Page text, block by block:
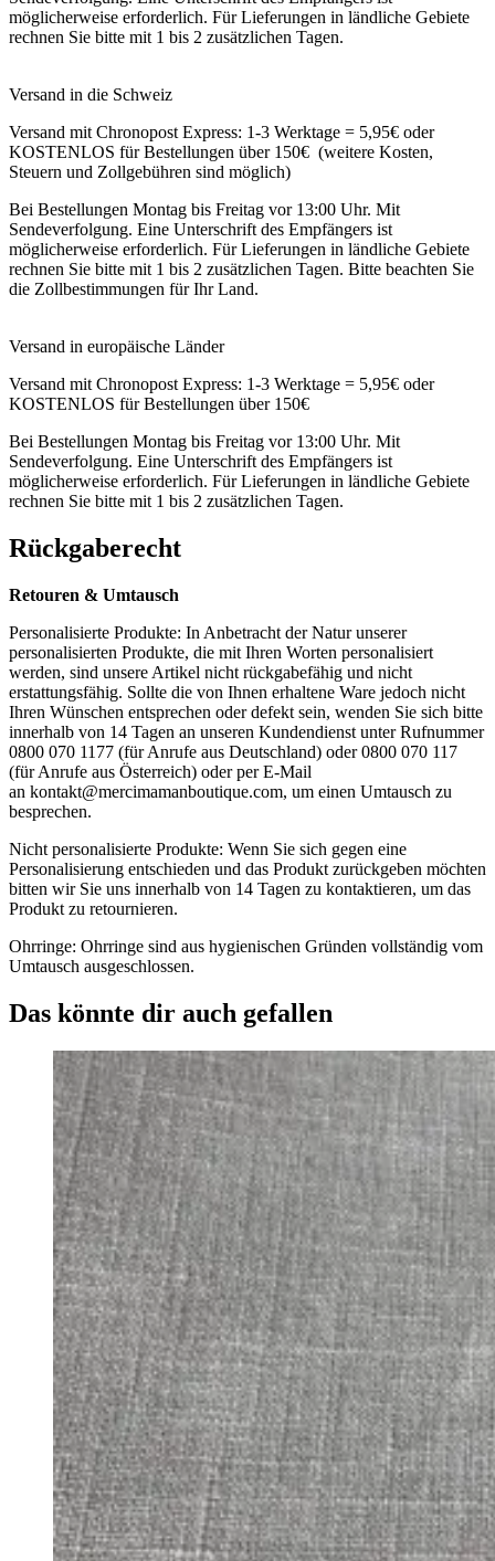
möglicherweise erforderlich. Für Lieferungen in ländliche Gebiete
rechnen Sie bitte mit 1 bis 2 zusätzlichen Tagen.
Versand in die Schweiz
Versand mit Chronopost Express: 1-3 Werktage = 5,95€ oder
KOSTENLOS für Bestellungen über 150€ (weitere Kosten,
Steuern und Zollgebühren sind möglich)
Bei Bestellungen Montag bis Freitag vor 13:00 Uhr. Mit
Sendeverfolgung. Eine Unterschrift des Empfängers ist
möglicherweise erforderlich. Für Lieferungen in ländliche Gebiete
rechnen Sie bitte mit 1 bis 2 zusätzlichen Tagen. Bitte beachten Sie
die Zollbestimmungen für Ihr Land.
Versand in europäische Länder
Versand mit Chronopost Express: 1-3 Werktage = 5,95€ oder
KOSTENLOS für Bestellungen über 150€
Bei Bestellungen Montag bis Freitag vor 13:00 Uhr. Mit
Sendeverfolgung. Eine Unterschrift des Empfängers ist
möglicherweise erforderlich. Für Lieferungen in ländliche Gebiete
rechnen Sie bitte mit 1 bis 2 zusätzlichen Tagen.
Rückgaberecht
Retouren & Umtausch
Personalisierte Produkte: In Anbetracht der Natur unserer
personalisierten Produkte, die mit Ihren Worten personalisiert
werden, sind unsere Artikel nicht rückgabefähig und nicht
erstattungsfähig. Sollte die von Ihnen erhaltene Ware jedoch nicht
Ihren Wünschen entsprechen oder defekt sein, wenden Sie sich bitte
innerhalb von 14 Tagen an unseren Kundendienst unter Rufnummer
0800 070 1177 (für Anrufe aus Deutschland) oder 0800 070 117
(für Anrufe aus Österreich) oder per E-Mail
an kontakt@mercimamanboutique.com, um einen Umtausch zu
besprechen.
Nicht personalisierte Produkte: Wenn Sie sich gegen eine
Personalisierung entschieden und das Produkt zurückgeben möchten
bitten wir Sie uns innerhalb von 14 Tagen zu kontaktieren, um das
Produkt zu retournieren.
Ohrringe: Ohrringe sind aus hygienischen Gründen vollständig vom
Umtausch ausgeschlossen.
Das könnte dir auch gefallen